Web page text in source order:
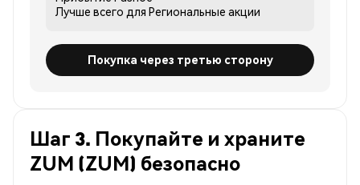
Лучше всего для Региональные акции
Покупка через третью сторону
Шаг 3. Покупайте и храните
ZUM (ZUM) безопасно